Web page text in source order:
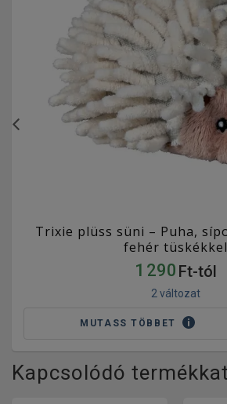
Trixie plüss süni – Puha,
fehér tüskékkel
1 290 Ft-tól
2 változat
MUTASS TÖBBET
Kapcsolódó